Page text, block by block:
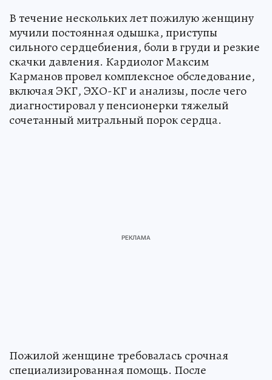
В течение нескольких лет пожилую женщину
мучили постоянная одышка, приступы
сильного сердцебиения, боли в груди и резкие
скачки давления. Кардиолог Максим
Карманов провел комплексное обследование,
включая ЭКГ, ЭХО-КГ и анализы, после чего
диагностировал у пенсионерки тяжелый
сочетанный митральный порок сердца.
Пожилой женщине требовалась срочная
специализированная помощь. После